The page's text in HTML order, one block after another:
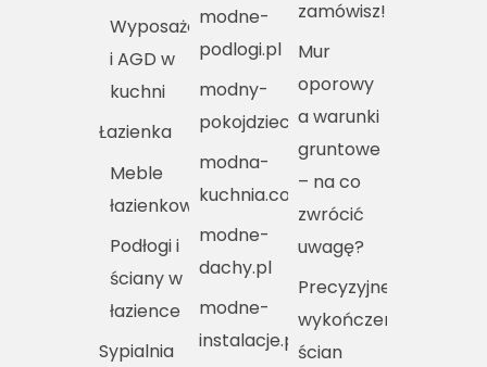
Wyposażenie
i AGD w
kuchni
Łazienka
Meble
łazienkowe
Podłogi i
ściany w
łazience
Sypialnia
modne-
podlogi.pl
modny-
pokojdziecka.pl
modna-
kuchnia.com.pl
modne-
dachy.pl
modne-
instalacje.pl
zamówisz!
Mur
oporowy
a warunki
gruntowe
– na co
zwrócić
uwagę?
Precyzyjne
wykończenie
ścian